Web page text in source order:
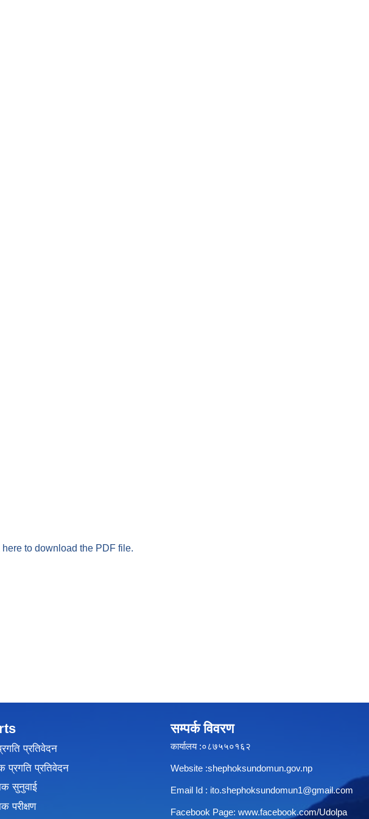
here to download the PDF file.
प्रतिवेदन
प्रगति प्रतिवेदन
सुनुवाई
परीक्षण
सम्पर्क विवरण
कार्यालय :०८७५५०१६२
Website :shephoksundomun.gov.np
Email Id : ito.shephoksundomun1@gmail.com
Facebook Page: www.facebook.com/Udolpa